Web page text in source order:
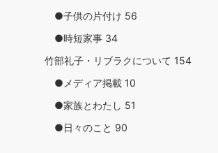
●子供の片付け 56
●時短家事 34
竹部礼子・リブラクについて 154
●メディア掲載 10
●家族とわたし 51
●日々のこと 90